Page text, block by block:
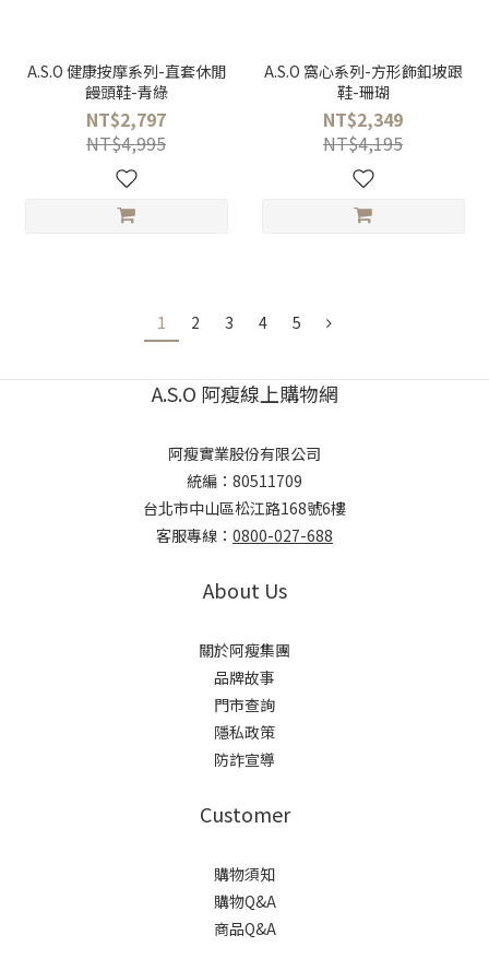
A.S.O 健康按摩系列-直套休閒
饅頭鞋-青綠
NT$2,797
NT$4,995
A.S.O 窩心系列-方形飾釦坡跟
鞋-珊瑚
NT$2,349
NT$4,195
1 2 3 4 5
A.S.O 阿瘦線上購物網
阿瘦實業股份有限公司
統編：80511709
台北市中山區松江路168號6樓
客服專線： 0800-027-688
About Us
關於阿瘦集團
品牌故事
門市查詢
隱私政策
防詐宣導
Customer
購物須知
購物Q&A
商品Q&A